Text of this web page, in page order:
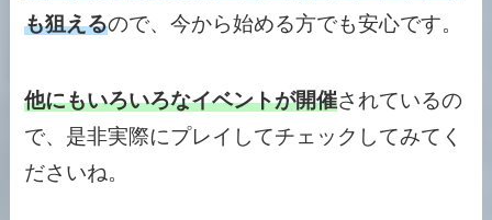
も狙えるので、今から始める方でも安心です。
他にもいろいろなイベントが開催されているの
で、是非実際にプレイしてチェックしてみてく
ださいね。